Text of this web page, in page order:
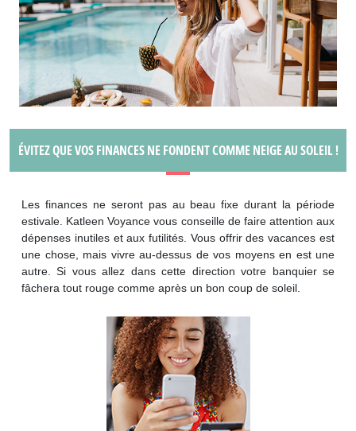
ÉVITEZ QUE VOS FINANCES NE FONDENT COMME NEIGE AU SOLEIL !
Les finances ne seront pas au beau fixe durant la période
estivale. Katleen Voyance vous conseille de faire attention aux
dépenses inutiles et aux futilités. Vous offrir des vacances est
une chose, mais vivre au-dessus de vos moyens en est une
autre. Si vous allez dans cette direction votre banquier se
fâchera tout rouge comme après un bon coup de soleil.